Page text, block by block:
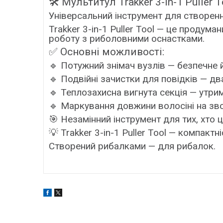
Універсальний інструмент для
Trakker 3-in-1 Puller Tool — це
роботу з риболовними оснастками.
✅ Основні можливості:
🔹 Потужний знімач вузлів — безпечне
🔹 Подвійні зачистки для повідків —
🔹 Теплозахисна вигнута секція —
🔹 Маркування довжини волосіні на
🎯 Незамінний інструмент для тих, хто
💡 Trakker 3-in-1 Puller Tool —
Створений рибалками — для рибалок.